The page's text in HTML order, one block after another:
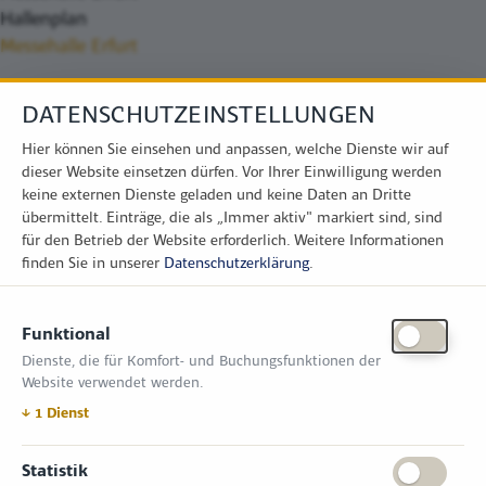
Hallenplan
Messehalle Erfurt
Zimper Media GmbH
Reinhardtstr. 31, 10117 Berlin
Tel.: +49 (0) 30 814 50 12 600
office@kommunal.de
ÖFFNUNGSZEITEN MESSE
DATENSCHUTZEINSTELLUNGEN
Hier können Sie einsehen und anpassen, welche Dienste wir auf
dieser Website einsetzen dürfen. Vor Ihrer Einwilligung werden
keine externen Dienste geladen und keine Daten an Dritte
übermittelt. Einträge, die als „Immer aktiv" markiert sind, sind
für den Betrieb der Website erforderlich. Weitere Informationen
finden Sie in unserer Datenschutzerklärung.
Funktional
Dienste, die für Komfort- und Buchungsfunktionen der
Website verwendet werden.
↓ 1 Dienst
Statistik